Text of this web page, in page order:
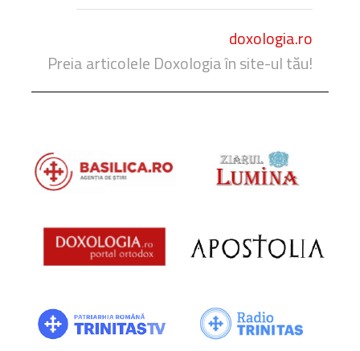
doxologia.ro
Preia articolele Doxologia în site-ul tău!